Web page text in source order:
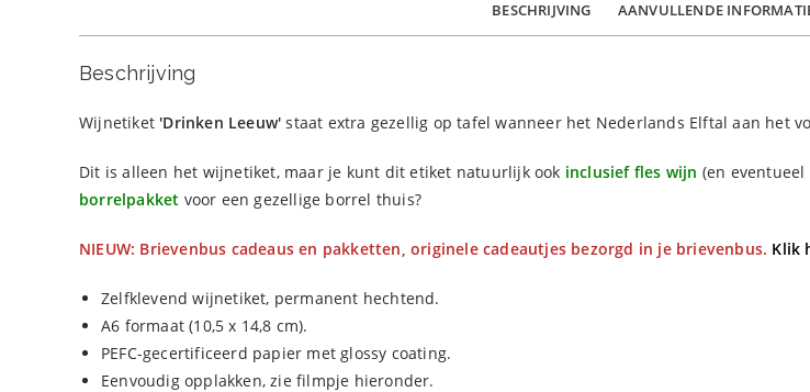
BESCHRIJVING AANVULLENDE
Beschrijving
Wijnetiket 'Drinken Leeuw' staat extra gezellig op tafel wanneer het Nederlands Elftal aan het
Dit is alleen het wijnetiket, maar je kunt dit etiket natuurlijk ook inclusief fles wijn (en eventueel
borrelpakket voor een gezellige borrel thuis?
NIEUW: Brievenbus cadeaus en pakketten, originele cadeautjes bezorgd in je brievenbus. Klik
Zelfklevend wijnetiket, permanent hechtend.
A6 formaat (10,5 x 14,8 cm).
PEFC-gecertificeerd papier met glossy coating.
Eenvoudig opplakken, zie filmpje hieronder.